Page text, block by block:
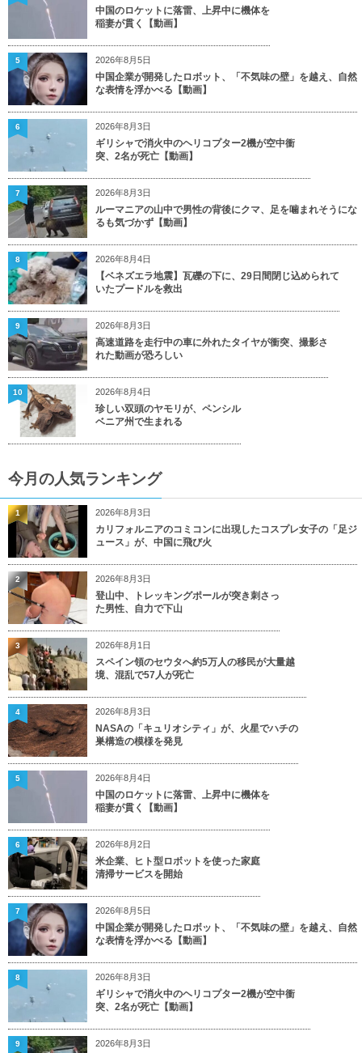
中国のロケットに落雷、上昇中に機体を
稲妻が貫く【動画】
2026年8月5日
中国企業が開発したロボット、「不気味の壁」を越え、自然
な表情を浮かべる【動画】
5
2026年8月3日
ギリシャで消火中のヘリコプター2機が空中衝
突、2名が死亡【動画】
6
2026年8月3日
ルーマニアの山中で男性の背後にクマ、足を噛まれそうにな
るも気づかず【動画】
7
2026年8月4日
【ベネズエラ地震】瓦礫の下に、29日間閉じ込められて
いたプードルを救出
8
2026年8月3日
高速道路を走行中の車に外れたタイヤが衝突、撮影さ
れた動画が恐ろしい
9
2026年8月4日
珍しい双頭のヤモリが、ペンシル
ベニア州で生まれる
10
今月の人気ランキング
2026年8月3日
カリフォルニアのコミコンに出現したコスプレ女子の「足ジ
ュース」が、中国に飛び火
1
2026年8月3日
登山中、トレッキングポールが突き刺さっ
た男性、自力で下山
2
2026年8月1日
スペイン領のセウタへ約5万人の移民が大量越
境、混乱で57人が死亡
3
2026年8月3日
NASAの「キュリオシティ」が、火星でハチの
巣構造の模様を発見
4
2026年8月4日
中国のロケットに落雷、上昇中に機体を
稲妻が貫く【動画】
5
2026年8月2日
米企業、ヒト型ロボットを使った家庭
清掃サービスを開始
6
2026年8月5日
中国企業が開発したロボット、「不気味の壁」を越え、自然
な表情を浮かべる【動画】
7
2026年8月3日
ギリシャで消火中のヘリコプター2機が空中衝
突、2名が死亡【動画】
8
2026年8月3日
9